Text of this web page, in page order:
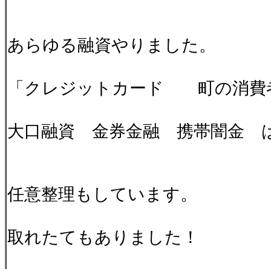
あらゆる融資やりました。
「クレジットカード 町の消
大口融資 金券金融 携帯闇
任意整理もしています。
取れたてもありました！